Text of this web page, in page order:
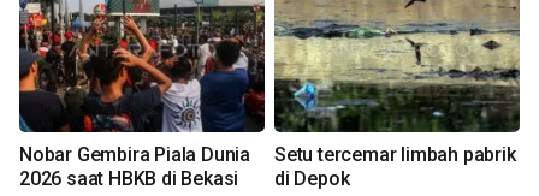
Nobar Gembira Piala Dunia
2026 saat HBKB di Bekasi
Setu tercemar limbah pabrik
di Depok